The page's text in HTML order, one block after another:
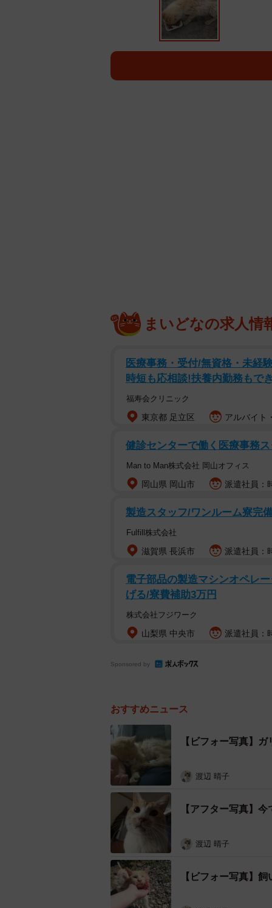
まいどなの求人情
医療事務・受付/無資格・未経
時短も応相談!扶養内勤務もで
福寿会クリニック
東京都 足立区 アルバイト
健診センターで働く医療事務
Man to Man株式会社 岡山オフィス
岡山県 岡山市 派遣社員：
製造スタッフ/ワンルーム寮完
Fulfill株式会社
滋賀県 長浜市 派遣社員：
電子部品の製造マシンオペレ
げる/寮費補助3万円
株式会社フジワーク
山梨県 中央市 派遣社員：
Sponsored by
おすすめニュース
【ビフォー写真】
渡辺 晴子
【アフター写真】
渡辺 晴子
【ビフォー写真】